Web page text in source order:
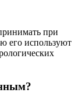
при
его используют